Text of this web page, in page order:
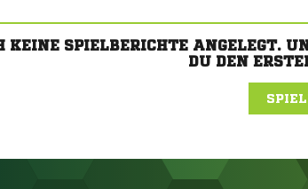
KEINE SPIELBERICHTE ANGELEGT.
DU DEN